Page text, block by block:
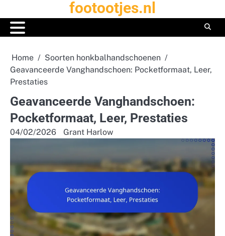
to
content
footootjes.nl
Home
Soorten honkbalhandschoenen
Geavanceerde Vanghandschoen: Pocketformaat, Leer,
Prestaties
Geavanceerde Vanghandschoen:
Pocketformaat, Leer, Prestaties
04/02/2026 Grant Harlow